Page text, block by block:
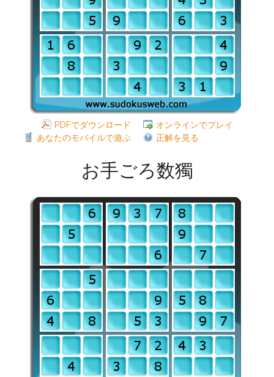
PDFでダウンロード
オンラインでプレイ
あなたのモバイルで遊ぶ
正解を見る
お手ごろ数獨